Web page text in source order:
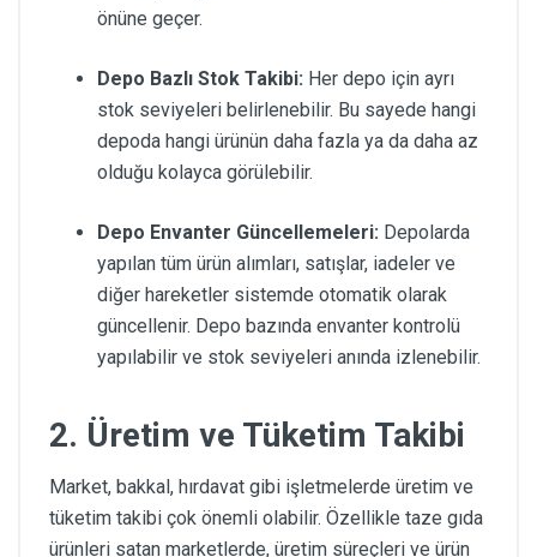
önüne geçer.
Depo Bazlı Stok Takibi: Her depo için ayrı
stok seviyeleri belirlenebilir. Bu sayede hangi
depoda hangi ürünün daha fazla ya da daha az
olduğu kolayca görülebilir.
Depo Envanter Güncellemeleri: Depolarda
yapılan tüm ürün alımları, satışlar, iadeler ve
diğer hareketler sistemde otomatik olarak
güncellenir. Depo bazında envanter kontrolü
yapılabilir ve stok seviyeleri anında izlenebilir.
2. Üretim ve Tüketim Takibi
Market, bakkal, hırdavat gibi işletmelerde üretim ve
tüketim takibi çok önemli olabilir. Özellikle taze gıda
ürünleri satan marketlerde, üretim süreçleri ve ürün